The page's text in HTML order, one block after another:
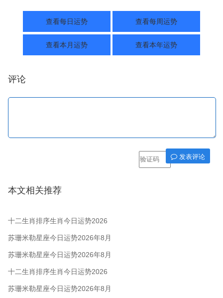
查看每日运势 查看每周运势
查看本月运势 查看本年运势
评论
发表评论
本文相关推荐
十二生肖排序生肖今日运势2026
年8月8/9日
苏珊米勒星座今日运势2026年8月
7日
苏珊米勒星座今日运势2026年8月
6日
十二生肖排序生肖今日运势2026
年8月5日
苏珊米勒星座今日运势2026年8月